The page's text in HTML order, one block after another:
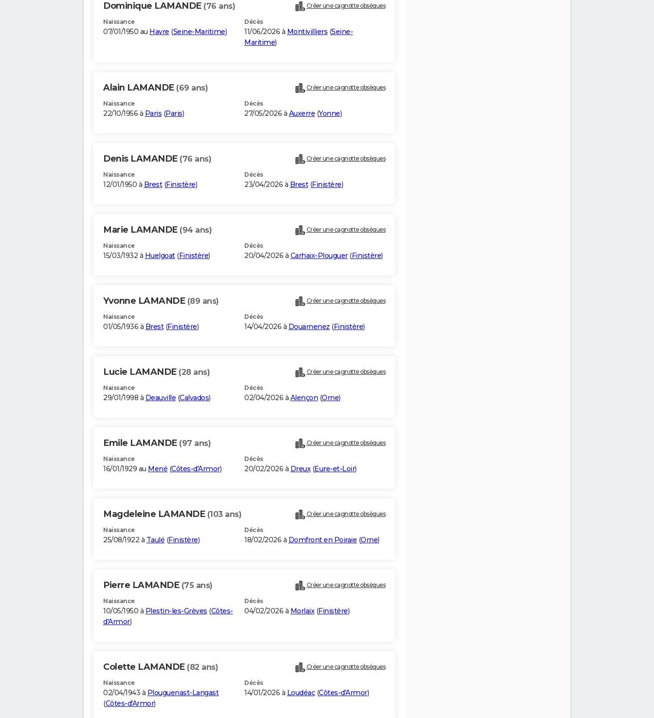
Dominique LAMANDE (76 ans) Créer une cagnotte obsèques
Naissance
07/01/1950 au Havre (Seine-Maritime)
Décès
11/06/2026 à Montivilliers (Seine-
Maritime)
Alain LAMANDE (69 ans) Créer une cagnotte obsèques
Naissance
22/10/1956 à Paris (Paris)
Décès
27/05/2026 à Auxerre (Yonne)
Denis LAMANDE (76 ans) Créer une cagnotte obsèques
Naissance
12/01/1950 à Brest(Finistère)
Décès
23/04/2026 à Brest(Finistère)
Marie LAMANDE (94 ans) Créer une cagnotte obsèques
Naissance
15/03/1932 à Huelgoat(Finistère)
Décès
20/04/2026 à Carhaix-Plouguer(Finistère)
Yvonne LAMANDE (89 ans) Créer une cagnotte obsèques
Naissance
01/05/1936 à Brest(Finistère)
Décès
14/04/2026 à Douarnenez (Finistère)
Lucie LAMANDE (28 ans) Créer une cagnotte obsèques
Naissance
29/01/1998 à Deauville (Calvados)
Décès
02/04/2026 à Alençon (Orne)
Emile LAMANDE (97 ans) Créer une cagnotte obsèques
Naissance
16/01/1929 au Mené (Côtes-d'Armor)
Décès
20/02/2026 à Dreux(Eure-et-Loir)
Magdeleine LAMANDE (103 ans) Créer une cagnotte obsèques
Naissance
25/08/1922 à Taulé (Finistère)
Décès
18/02/2026 à Domfront en Poiraie (Orne)
Pierre LAMANDE (75 ans) Créer une cagnotte obsèques
Naissance
10/05/1950 à Plestin-les-Grèves (Côtes-
d'Armor)
Décès
04/02/2026 à Morlaix(Finistère)
Colette LAMANDE (82 ans) Créer une cagnotte obsèques
Naissance
02/04/1943 à Plouguenast-Langast
(Côtes-d'Armor)
Décès
14/01/2026 à Loudéac(Côtes-d'Armor)